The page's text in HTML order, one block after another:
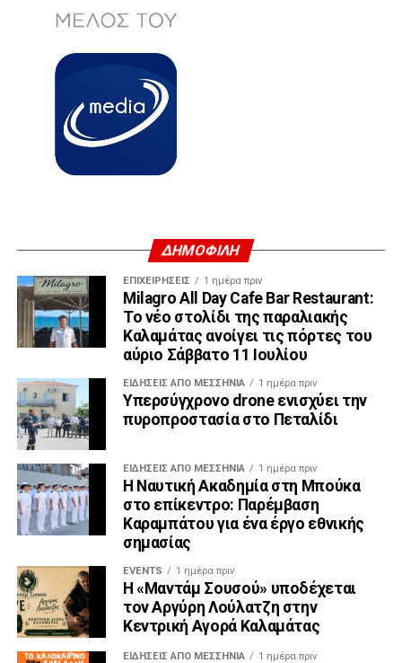
ΔΗΜΟΦΙΛΗ
ΕΠΙΧΕΙΡΉΣΕΙΣ 1 ημέρα πριν
Milagro All Day Cafe Bar Restaurant:
Το νέο στολίδι της παραλιακής
Καλαμάτας ανοίγει τις πόρτες του
αύριο Σάββατο 11 Ιουλίου
ΕΙΔΉΣΕΙΣ ΑΠΟ ΜΕΣΣΗΝΊΑ 1 ημέρα πριν
Υπερσύγχρονο drone ενισχύει την
πυροπροστασία στο Πεταλίδι
ΕΙΔΉΣΕΙΣ ΑΠΟ ΜΕΣΣΗΝΊΑ 1 ημέρα πριν
Η Ναυτική Ακαδημία στη Μπούκα
στο επίκεντρο: Παρέμβαση
Καραμπάτου για ένα έργο εθνικής
σημασίας
EVENTS 1 ημέρα πριν
Η «Μαντάμ Σουσού» υποδέχεται
τον Αργύρη Λούλατζη στην
Κεντρική Αγορά Καλαμάτας
ΕΙΔΉΣΕΙΣ ΑΠΟ ΜΕΣΣΗΝΊΑ 1 ημέρα πριν